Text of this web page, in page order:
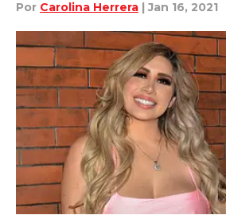
Por Carolina Herrera | Jan 16, 2021